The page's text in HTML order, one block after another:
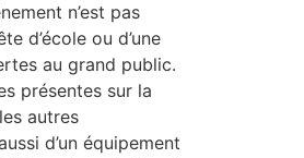
n’est pas
d’école ou d’une
au grand public.
présentes sur la
autres
d’un équipement